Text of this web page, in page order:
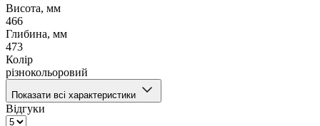
Висота, мм
466
Глибина, мм
473
Колір
різнокольоровий
Показати всі характеристики
Відгуки